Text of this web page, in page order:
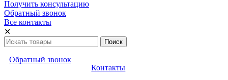
Получить консультацию
Обратный звонок
Все контакты
✕
Обратный звонок
Контакты